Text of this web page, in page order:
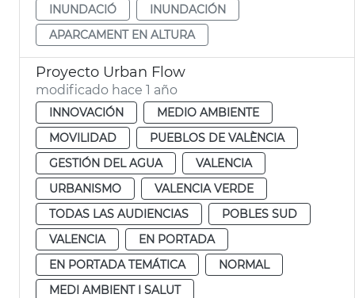
INUNDACIÓ
INUNDACIÓN
APARCAMENT EN ALTURA
Proyecto Urban Flow
modificado hace 1 año
INNOVACIÓN
MEDIO AMBIENTE
MOVILIDAD
PUEBLOS DE VALÈNCIA
GESTIÓN DEL AGUA
VALENCIA
URBANISMO
VALENCIA VERDE
TODAS LAS AUDIENCIAS
POBLES SUD
VALENCIA
EN PORTADA
EN PORTADA TEMÁTICA
NORMAL
MEDI AMBIENT I SALUT